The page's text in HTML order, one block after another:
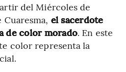
del Miércoles de
Cuaresma, el sacerdote
de color morado. En este
color representa la